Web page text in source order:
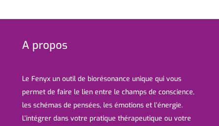
A propos
Le Fenyx un outil de biorésonance unique qui vous
permet de faire le lien entre le champs de conscience,
les schémas de pensées, les émotions et l’énergie.
L’intégrer dans votre pratique thérapeutique ou votre